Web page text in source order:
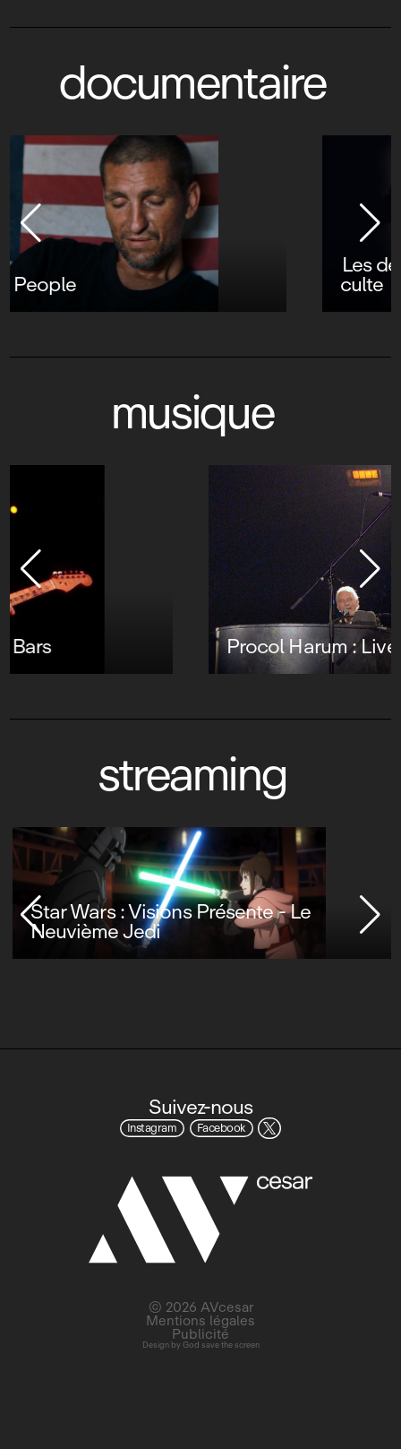
documentaire
Les dents de la mer : les secrets d’un film
culte
musique
Procol Harum : Live at the Union Chapel
streaming
Star Wars : Visions Présente - Le
Neuvième Jedi
Suivez-nous
Instagram Facebook
Design by God save the screen
© 2026 AVcesar
Mentions légales
Publicité